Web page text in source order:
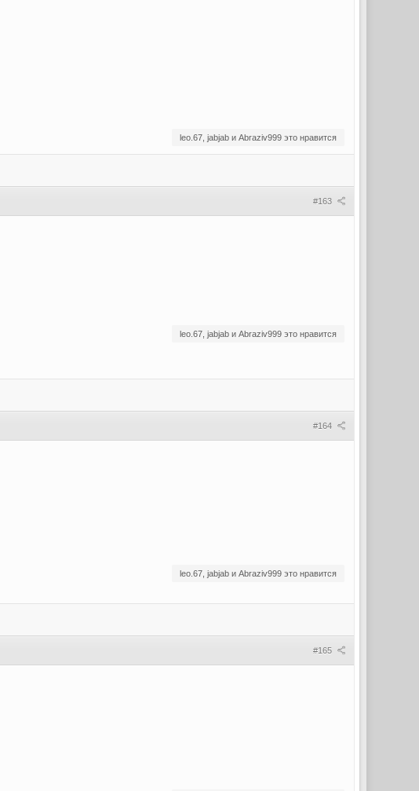
leo.67, jabjab и Abraziv999 это нравится
#163
leo.67, jabjab и Abraziv999 это нравится
#164
leo.67, jabjab и Abraziv999 это нравится
#165